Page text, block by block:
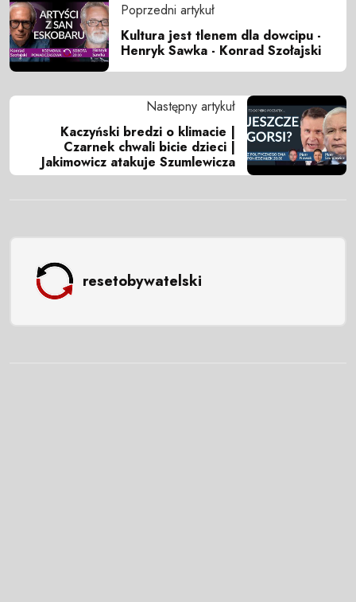
Poprzedni artykuł
Kultura jest tlenem dla dowcipu -
Henryk Sawka - Konrad Szołajski
Następny artykuł
Kaczyński bredzi o klimacie |
Czarnek chwali bicie dzieci |
Jakimowicz atakuje Szumlewicza
resetobywatelski